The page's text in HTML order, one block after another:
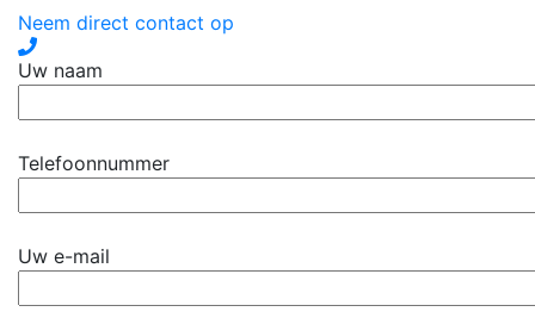
Neem direct contact op
Uw naam
Telefoonnummer
Uw e-mail